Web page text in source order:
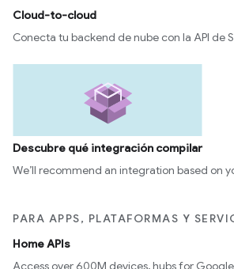
Cloud-to-cloud
Conecta tu backend de nube con la API de
Descubre qué integración compilar
We’ll recommend an integration based on
PARA APPS, PLATAFORMAS Y
Home APIs
Access over 600M devices, hubs for